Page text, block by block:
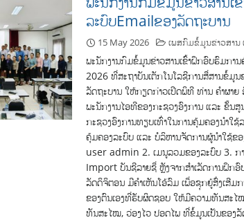
ລະບົບEmailຂອງລັດຖະບານ
15 May 2026 ເພສກົມຂໍ້ມູນຂ່າວສານ
ພະນັກງານກົມຂໍ້ມູນຂ່າວສານເຂົ້າຝຶກອົບຮົມກ
2026 ທີ່ສະຖາບັນເຕັກໂນໂລຊີການສື່ສານຂໍ້ມູ
ລັດຖະບານ ໃຫ້ກຽດກ່າວເປີດພິທີ ທ່ານ ຄຳຜາ
ພະນັກງານໄອທີຂອງກະຊວງອົງການ ແລະ ຂັ້ນສູ
ກະຊວງອົງການທຽບເທົ່າໃນການຄຸ້ມຄອງນຳໃ
ຄຸ້ມຄອງລະບົບ ແລະ ບໍລິຫານຈັດການຜູ້ນຳໃຊ້ຂ
user admin 2. ເມນູລວມຂອງລະບົບ 3. ກ
Import ບັນຊີລາຍຊື່ ຫຼັງຈາກສໍາເລັດການຝຶກ
ລັດດິຈິຕອນ ມີຄຳເຫັນໂອ້ລົມ ເພື່ອຊຸກຍູ້ສົ່ງເສີມ
ຂອງຕົນເອງທີ່ຮັບຜິດຊອບ ໃຫ້ມີຄວາມທັນສະໄ
ທັນສະໄໝ, ວ່ອງໄວ ປອດໄພ ທີ່ຂໍ້ມູນເປັນຂອງ